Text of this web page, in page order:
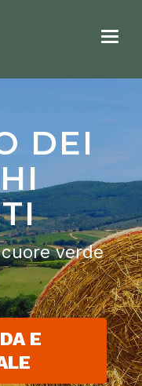
DEI
verde
E